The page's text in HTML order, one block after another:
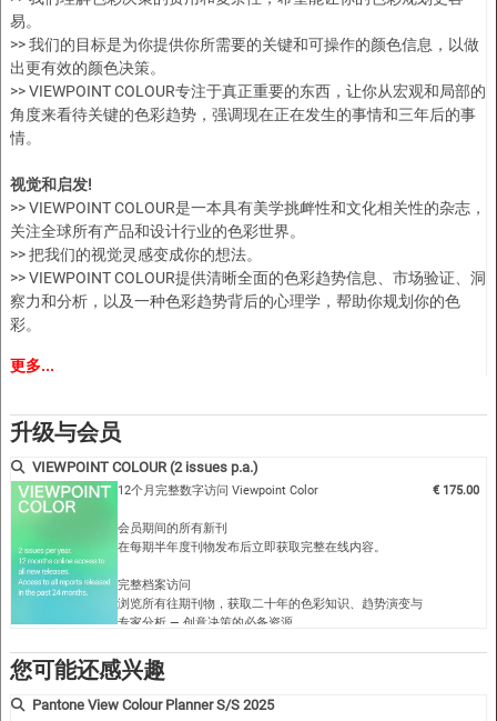
易。
>> 我们的目标是为你提供你所需要的关键和可操作的颜色信息，以做
出更有效的颜色决策。
>> VIEWPOINT COLOUR专注于真正重要的东西，让你从宏观和局部的
角度来看待关键的色彩趋势，强调现在正在发生的事情和三年后的事
情。
视觉和启发!
>> VIEWPOINT COLOUR是一本具有美学挑衅性和文化相关性的杂志，
关注全球所有产品和设计行业的色彩世界。
>> 把我们的视觉灵感变成你的想法。
>> VIEWPOINT COLOUR提供清晰全面的色彩趋势信息、市场验证、洞
察力和分析，以及一种色彩趋势背后的心理学，帮助你规划你的色
彩。
你将会在VIEWPOINT COLOUR中发现什么？
>> 设计背景--色彩预测（12-18个月）
>> 颜色实施
>> 视觉散文--图像和照片
>> 颜色、材料、设计
>> 颜色和图案的灵感
>> 颜色预测（未来3年）
更多...
升级与会员
VIEWPOINT COLOUR (2 issues p.a.)
12个月完整数字访问 Viewpoint Color
会员期间的所有新刊
在每期半年度刊物发布后立即获取完整在线内容。
完整档案访问
浏览所有往期刊物，获取二十年的色彩知识、趋势演变与
专家分析 — 创意决策的必备资源。
最多下载3本完整PDF期刊
保存所选期刊，用于离线阅读、演示、工作室参考或团队
灵感。…
€ 175.00
您可能还感兴趣
Pantone View Colour Planner S/S 2025